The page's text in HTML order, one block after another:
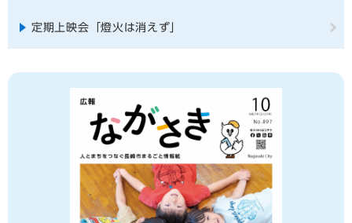
定期上映会「燈火は消えず」